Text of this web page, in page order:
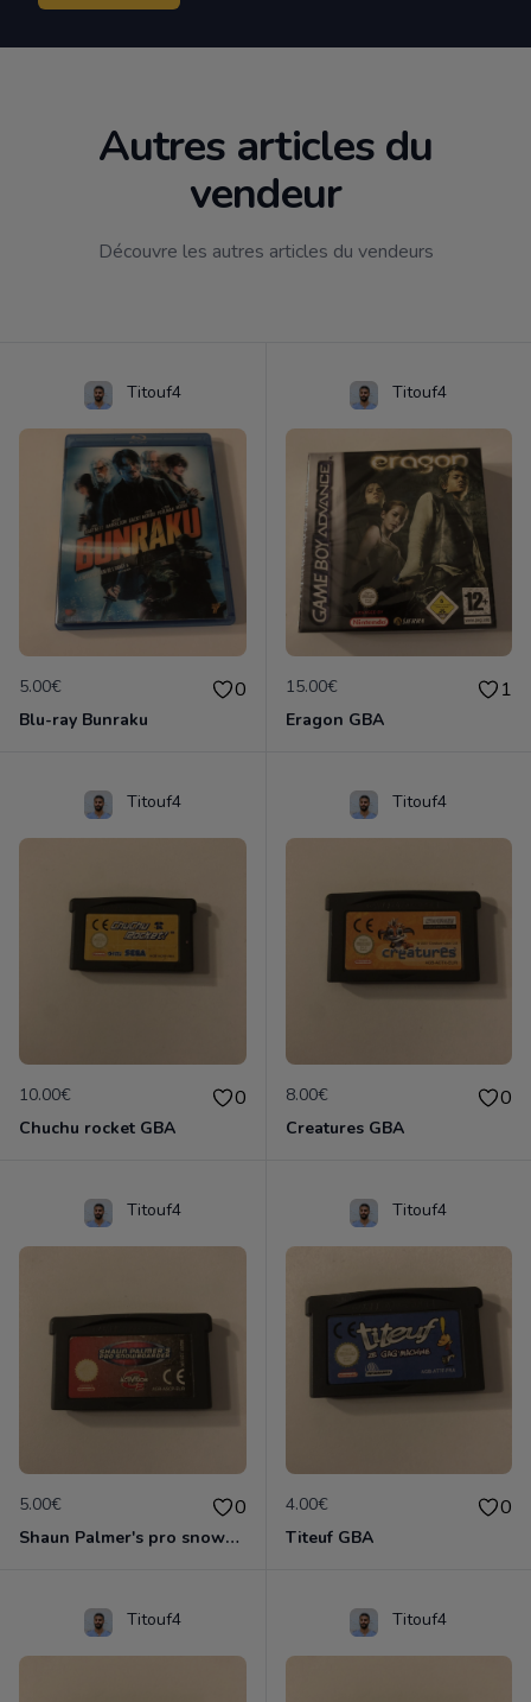
Autres articles du
vendeur
Découvre les autres articles du vendeurs
Titouf4
5.00€ 0
Blu-ray Bunraku
Titouf4
15.00€ 1
Eragon GBA
Titouf4
10.00€ 0
Chuchu rocket GBA
Titouf4
8.00€ 0
Creatures GBA
Titouf4
5.00€ 0
Shaun Palmer's pro snowboarder
Titouf4
4.00€ 0
Titeuf GBA
Titouf4 Titouf4